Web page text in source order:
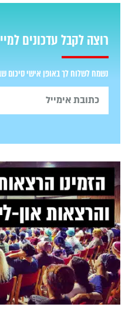
רוצה לקבל עדכונים
נשמח לשלוח לך באופן אישי סיכום